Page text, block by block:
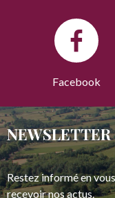
Facebook
NEWSLETTER
Restez informé en
recevoir nos actus.